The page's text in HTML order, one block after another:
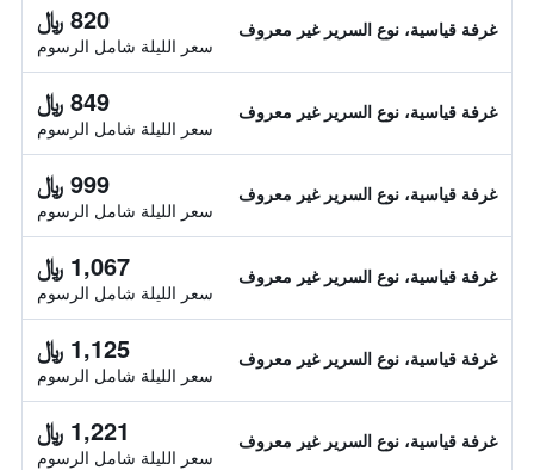
غرفة قياسية، نوع السرير غير معروف 820 ﷼
سعر الليلة شامل الرسوم
غرفة قياسية، نوع السرير غير معروف 849 ﷼
سعر الليلة شامل الرسوم
غرفة قياسية، نوع السرير غير معروف 999 ﷼
سعر الليلة شامل الرسوم
غرفة قياسية، نوع السرير غير معروف 1,067 ﷼
سعر الليلة شامل الرسوم
غرفة قياسية، نوع السرير غير معروف 1,125 ﷼
سعر الليلة شامل الرسوم
غرفة قياسية، نوع السرير غير معروف 1,221 ﷼
سعر الليلة شامل الرسوم